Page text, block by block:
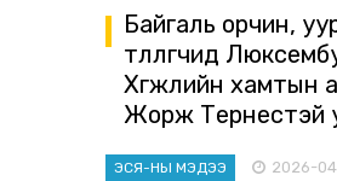
Байгаль орчин,
төлөөлөгчид
Хөгжлийн хамтын
Жорж Тернестэй
ЭСЯ-НЫ МЭДЭЭ 2026-